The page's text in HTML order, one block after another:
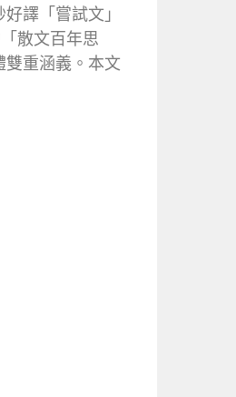
譯「嘗試文」
散文百年思
重涵義。本文